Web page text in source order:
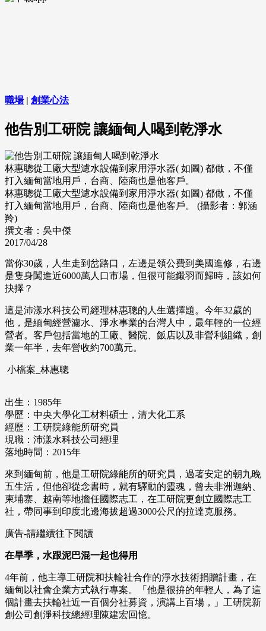
職場| 創業心法
他告別工研院 讓緬甸人喝到乾淨水
林惠聰從工廠大型濾水設備到家用淨水器( 如圖) 都做，不僅
打入緬甸當地用戶，台商、陸商也是他客戶。
林惠聰從工廠大型濾水設備到家用淨水器( 如圖) 都做，不僅
打入緬甸當地用戶，台商、陸商也是他客戶。 (攝影者：郭涵
羚)
撰文者：吳中傑
2017/04/28
當你30歲，人生走到岔路口，左邊是領公費到美國進修，右邊
是隻身闖進近6000萬人口市場，但很可能鎩羽而歸時，該如何
抉擇？
這是沛漾水科技公司經理林惠聰的人生選擇題。今年32歲的
他，是緬甸經營濾水、淨水事業的台灣人中，最年輕的一位經
營者。客戶包括當地的工廠、醫院、飯店以及非營利組織，創
業一年半，去年營收約700萬元。
小檔案_林惠聰
出生：1985年
學歷：中央大學化工材料碩士，清大化工系
經歷：工研院綠能所研究員
現職：沛漾水科技公司經理
落地時間：2015年
來到緬甸前，他是工研院綠能所的研究員，過著安定的朝九晚
五生活，但他卻從念書時，就有驛動的靈魂，曾去非洲迦納、
柬埔寨、越南等地擔任國際志工，在工研院更創立國際志工
社，帶同事到印度北邊海拔超過3000公尺的拉達克服務。
廣告-請繼續往下閱讀
在旱季，水跟泥巴混一起也得用
4年前，他主導工研院和扶輪社合作的淨水技術捐贈計畫，在
緬甸以社會企業方式執行專案。「他是很拚的年輕人，為了這
個計畫去扶輪社近一百個分社募資，演講上百場，」工研院新
創公司創淨科技總經理陳建宏回憶。